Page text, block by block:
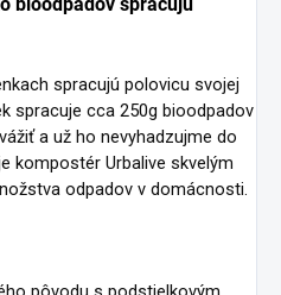
spracujú polovicu svojej
spracuje cca 250g bioodpadov
a už ho nevyhadzujme do
kompostér Urbalive skvelým
odpadov v domácnosti.